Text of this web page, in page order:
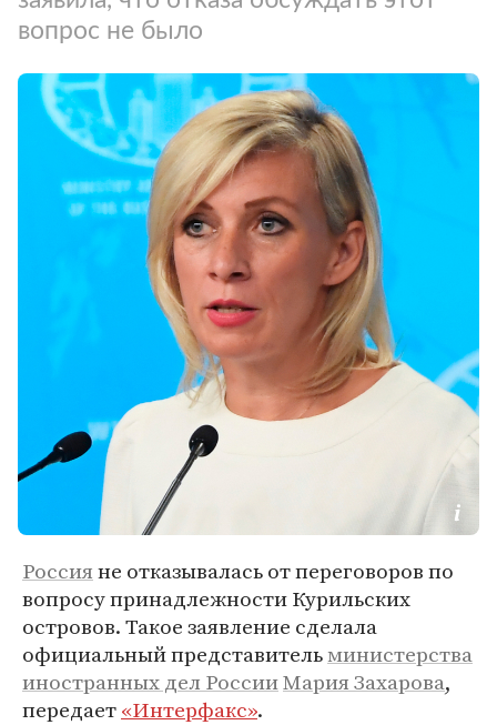
вопрос не было
Россияне отказывалась от переговоров по
вопросу принадлежности Курильских
островов. Такое заявление сделала
официальный представительминистерства
иностранных дел РоссииМария Захарова,
передает«Интерфакс».